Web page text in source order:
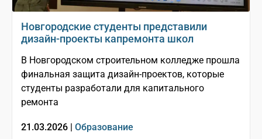
Новгородские студенты представили
дизайн-проекты капремонта школ
В Новгородском строительном колледже прошла
финальная защита дизайн-проектов, которые
студенты разработали для капитального
ремонта
21.03.2026 | Образование